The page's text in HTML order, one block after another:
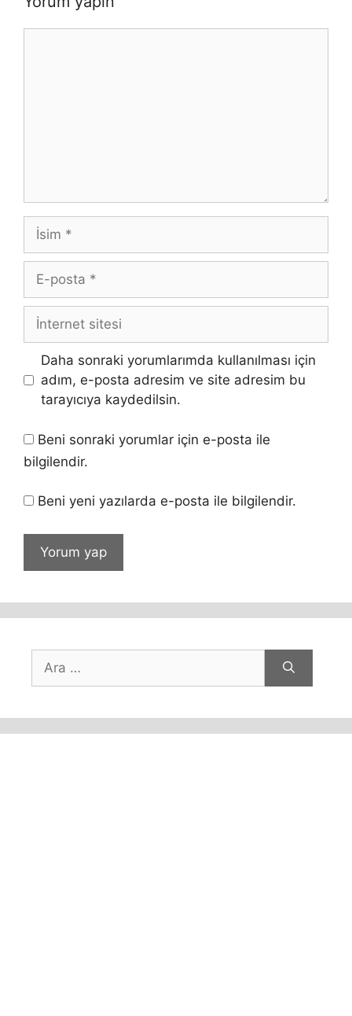
İsim
posta
İnternet
Daha sonraki yorumlarımda kullanılması için
adım, e-posta adresim ve site adresim bu
tarayıcıya kaydedilsin.
Beni sonraki yorumlar için e-posta ile
bilgilendir.
Beni yeni yazılarda e-posta ile bilgilendir.
ara